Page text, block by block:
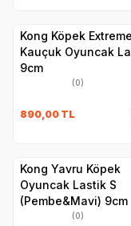
Kong Köpek Extreme
Kauçuk Oyuncak
9cm
(0)
890,00 TL
Kong Yavru Köpek
Oyuncak Lastik S
(Pembe&Mavi) 9cm
(0)